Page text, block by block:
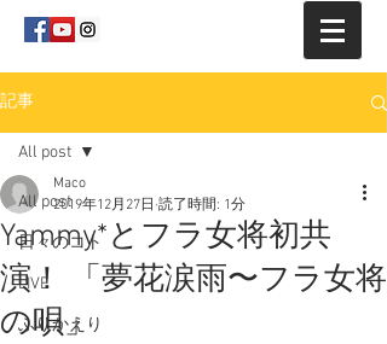
記事
All post
日々のコト
LIVE
ふりかえり
All post
Yammy*とフラ女将初共
演！ 「夢花涙雨〜フラ女将
の唄」
Maco
2019年12月27日 読了時間: 1分